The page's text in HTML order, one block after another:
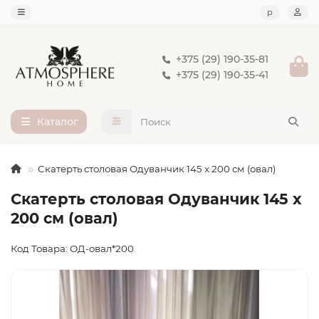
р
+375 (29) 190-35-81
+375 (29) 190-35-41
Каталог
Скатерть столовая Одуванчик 145 x 200 см (овал)
Скатерть столовая Одуванчик 145 x
200 см (овал)
Код Товара: ОД-овал*200